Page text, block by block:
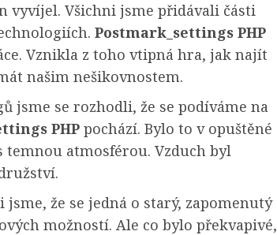
vyvíjel. Všichni jsme přidávali části
Postmark_settings PHP
Vznikla z toho vtipná hra, jak najít
našim nešikovnostem.
jsme se rozhodli, že se podíváme na
PHP pochází. Bylo to v opuštěné
atmosférou. Vzduch byl
že se jedná o starý, zapomenutý
možností. Ale co bylo překvapivé,